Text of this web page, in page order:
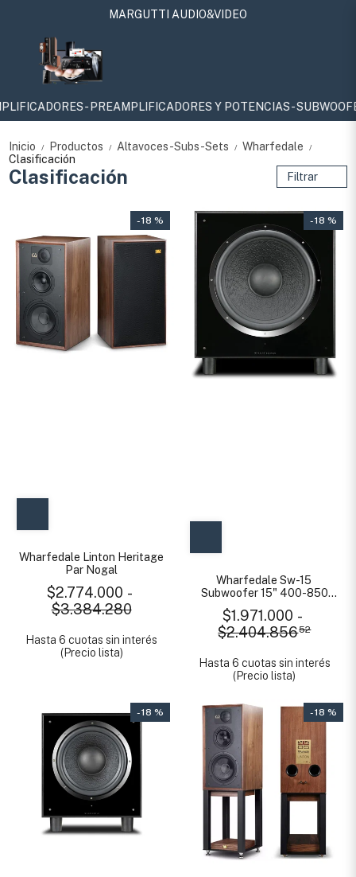
MARGUTTI AUDIO&VIDEO
PREAMPLIFICADORES Y POTENCIAS - SUBWOOFERS -
Inicio / Productos / Altavoces-Subs-Sets / Wharfedale /
Clasificación
Clasificación Filtrar
- 18 %
Wharfedale Linton Heritage
Par Nogal
$2.774.000 -
$3.384.280
Hasta 6 cuotas sin interés
(Precio lista)
- 18 %
Wharfedale Sw-15
Subwoofer 15" 400-850
$1.971.000 -
$2.404.85652
Hasta 6 cuotas sin interés
(Precio lista)
- 18 % - 18 %